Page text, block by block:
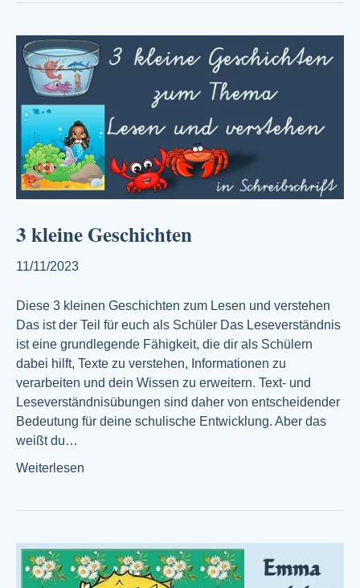
3 kleine Geschichten
11/11/2023
Diese 3 kleinen Geschichten zum Lesen und verstehen
Das ist der Teil für euch als Schüler Das Leseverständnis
ist eine grundlegende Fähigkeit, die dir als Schülern
dabei hilft, Texte zu verstehen, Informationen zu
verarbeiten und dein Wissen zu erweitern. Text- und
Leseverständnisübungen sind daher von entscheidender
Bedeutung für deine schulische Entwicklung. Aber das
weißt du…
Weiterlesen